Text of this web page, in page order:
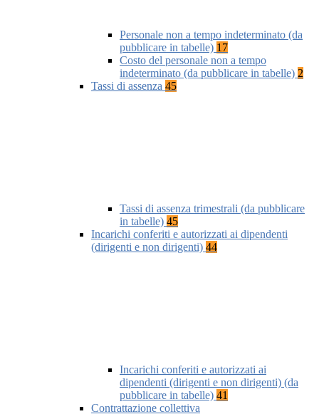
Personale non a tempo indeterminato (da
pubblicare in tabelle) 17
Costo del personale non a tempo
indeterminato (da pubblicare in tabelle) 2
Tassi di assenza 45
Tassi di assenza trimestrali (da pubblicare
in tabelle) 45
Incarichi conferiti e autorizzati ai dipendenti
(dirigenti e non dirigenti) 44
Incarichi conferiti e autorizzati ai
dipendenti (dirigenti e non dirigenti) (da
pubblicare in tabelle) 41
Contrattazione collettiva